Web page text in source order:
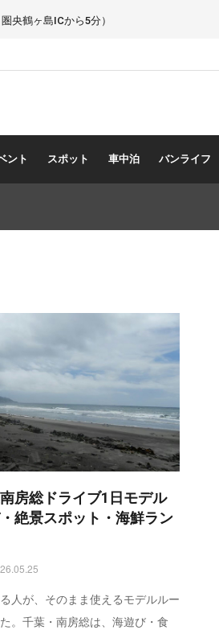
央鶴ヶ島ICから5分）
ント スポット 車中泊 バンライフ
南房総ドライブ1日モデル
絶景スポット・海鮮ラン
人が、そのまま使えるモデルルー
。千葉・南房総は、海遊び・食